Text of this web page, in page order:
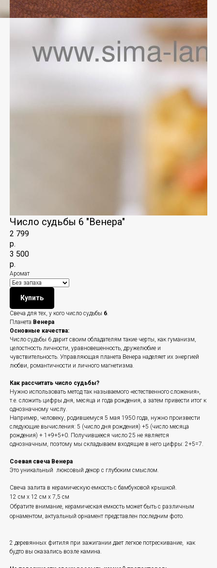
Число судьбы 6 "Венера"
2 799
р.
3 500
р.
Аромат
Купить
Свеча для тех, у кого число судьбы 6.
Планета Венера
Основные качества:
Число судьбы 6 дарит своим обладателям такие черты, как гуманизм,
целостность личности, уравновешенность, дружелюбие и
чувствительность. Управляющая планета Венера наделяет их энергией
любви, романтичности и личного магнетизма.
Как рассчитать число судьбы?
Нужно использовать метод так называемого «естественного сложения»,
т.е. сложить цифры дня, месяца и года рождения, а затем привести итог к
однозначному числу.
Например, человеку, родившемуся 5 мая 1950 года, нужно произвести
следующие вычисления: 5 (число дня рождения) +5 (число месяца
рождения) + 1+9+5+0. Получившееся число 25 не является
однозначным, поэтому мы складываем входящие в него цифры: 2+5=7.
Соевая свеча Венера
Это уникальный люксовый декор с глубоким смыслом.
Свеча залита в керамическую емкость с бамбуковой крышкой.
12 см х 12 см х 7,5 см
Обратите внимание, керамическая емкость может быть с различным
орнаментом, актуальный орнамент представлен последним фото.
2 деревянных фитиля при зажигании дает легкое потрескивание, как
будто вы оказались возле камина.